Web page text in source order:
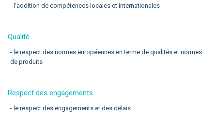
- l'addition de compétences locales et internationales
Qualité
- le respect des normes européennes en terme de qualités et normes
de produits
Respect des engagements
- le respect des engagements et des délais